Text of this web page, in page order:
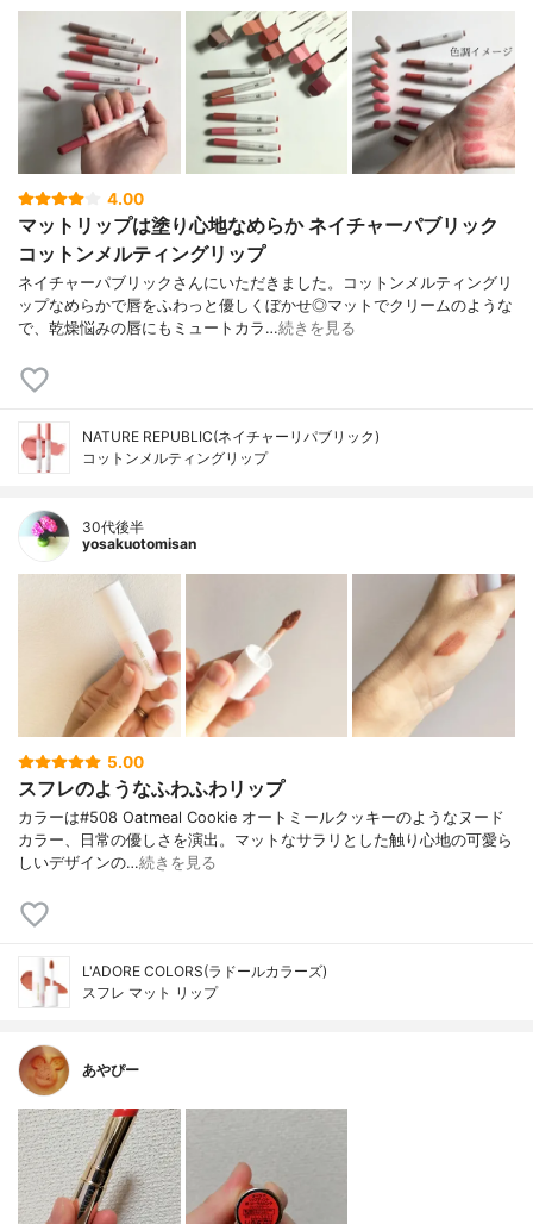
4.00
マットリップは塗り心地なめらか ネイチャーパブリック
コットンメルティングリップ
ネイチャーパブリックさんにいただきました。コットンメルティングリ
ップなめらかで唇をふわっと優しくぼかせ◎マットでクリームのような
で、乾燥悩みの唇にもミュートカラ…続きを見る
NATURE REPUBLIC(ネイチャーリパブリック)
コットンメルティングリップ
30代後半
yosakuotomisan
5.00
スフレのようなふわふわリップ
カラーは#508 Oatmeal Cookie オートミールクッキーのようなヌード
カラー、日常の優しさを演出。マットなサラリとした触り心地の可愛ら
しいデザインの…続きを見る
L'ADORE COLORS(ラドールカラーズ)
スフレ マット リップ
あやぴー